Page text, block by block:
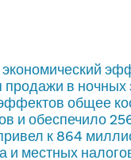
в
общее
и обеспечило
к 864
и местных